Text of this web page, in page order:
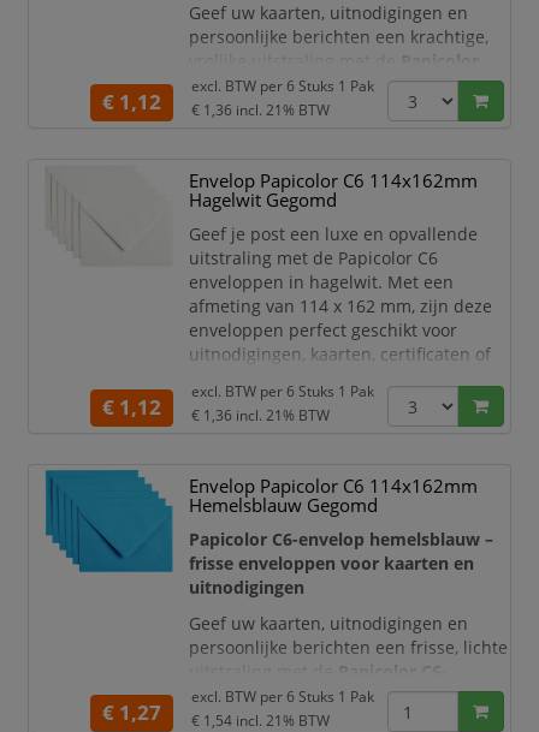
Geef uw kaarten, uitnodigingen en
persoonlijke berichten een krachtige,
Papicolor
C6-enveloppen in felroze. De
sprankelende kleur trekt direct de
enveloppen ideaal voor feestelijke
gelegenheden, creatieve projecten,
zakelijke uitnodigingen en
promotionele mailings.
De e
€ 1,12
excl. BTW per6 Stuks 1 Pak
€ 1,36 incl. 21% BTW
Envelop Papicolor C6 114x162mm
Hagelwit Gegomd
Geef je post een luxe en opvallende
uitstraling met de Papicolor C6
enveloppen in hagelwit. Met een
afmeting van 114 x 162 mm, zijn deze
enveloppen perfect geschikt voor
uitnodigingen, kaarten, certificaten of
Het hoge kwaliteit papier is stevig,
kleur is ideaal voor speciale
gelegenheden en
marketingdoeleinden. Het praktische
C6-formaat is oo
€ 1,12
excl. BTW per6 Stuks 1 Pak
€ 1,36 incl. 21% BTW
Envelop Papicolor C6 114x162mm
Hemelsblauw Gegomd
Papicolor C6-envelop hemelsblauw –
frisse enveloppen voor kaarten en
uitnodigingen
Geef uw kaarten, uitnodigingen en
persoonlijke berichten een frisse, lichte
Papicolor C6-
enveloppen in hemelsblauw. De
zachte blauwe kleur zorgt voor een
€ 1,27
excl. BTW per6 Stuks 1 Pak
€ 1,54 incl. 21% BTW